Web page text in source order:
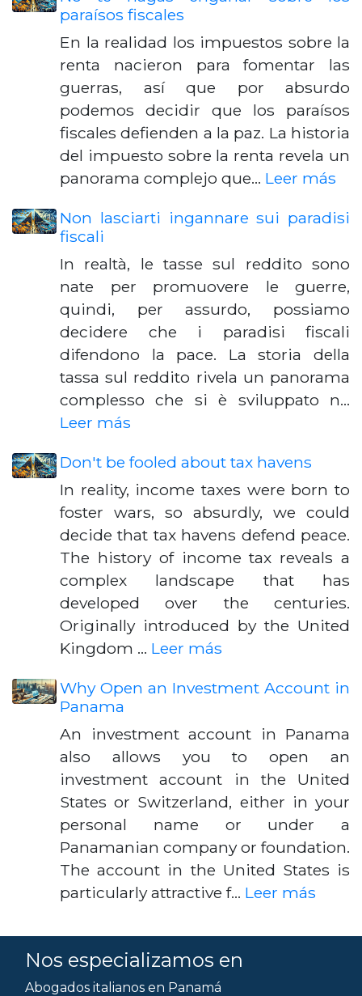
paraísos fiscales
En la realidad los impuestos sobre la
renta nacieron para fomentar las
guerras, así que por absurdo
podemos decidir que los paraísos
fiscales defienden a la paz. La historia
del impuesto sobre la renta revela un
panorama complejo que… Leer más
Non lasciarti ingannare sui paradisi
fiscali
In realtà, le tasse sul reddito sono
nate per promuovere le guerre,
quindi, per assurdo, possiamo
decidere che i paradisi fiscali
difendono la pace. La storia della
tassa sul reddito rivela un panorama
complesso che si è sviluppato n…
Leer más
Don't be fooled about tax havens
In reality, income taxes were born to
foster wars, so absurdly, we could
decide that tax havens defend peace.
The history of income tax reveals a
complex landscape that has
developed over the centuries.
Originally introduced by the United
Kingdom … Leer más
Why Open an Investment Account in
Panama
An investment account in Panama
also allows you to open an
investment account in the United
States or Switzerland, either in your
personal name or under a
Panamanian company or foundation.
The account in the United States is
particularly attractive f… Leer más
Nos especializamos en
Abogados italianos en Panamá